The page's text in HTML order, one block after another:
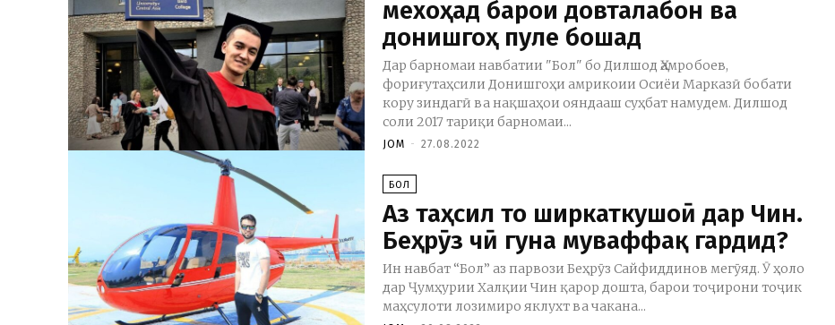
мехоҳад барои довталабон ва
донишгоҳ пуле бошад
Дар барномаи навбатии "Бол" бо Дилшод Ҳамробоев,
фориғутаҳсили Донишгоҳи амрикоии Осиёи Марказӣ бобати
кору зиндагӣ ва нақшаҳои ояндааш суҳбат намудем. Дилшод
соли 2017 тариқи барномаи...
JOM - 27.08.2022
БОЛ
Аз таҳсил то ширкаткушоӣ дар Чин.
Беҳрӯз чӣ гуна муваффақ гардид?
Ин навбат “Бол” аз парвози Беҳрӯз Сайфиддинов мегӯяд. Ӯ ҳоло
дар Ҷумҳурии Халқии Чин қарор дошта, барои тоҷирони тоҷик
маҳсулоти лозимиро яклухт ва чакана...